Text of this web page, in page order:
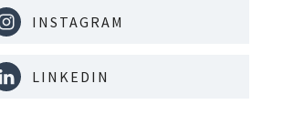
INSTAGRAM
LINKEDIN